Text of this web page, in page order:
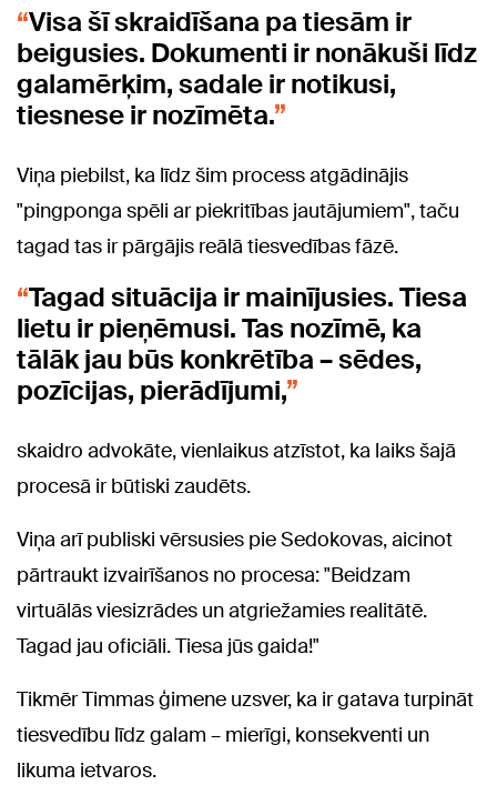
Visa šī skraidīšana pa tiesām ir
beigusies. Dokumenti ir nonākuši līdz
galamērķim, sadale ir notikusi,
tiesnese ir nozīmēta.
Viņa piebilst, ka līdz šim process atgādinājis
"pingponga spēli ar piekritības jautājumiem", taču
tagad tas ir pārgājis reālā tiesvedības fāzē.
Tagad situācija ir mainījusies. Tiesa
lietu ir pieņēmusi. Tas nozīmē, ka
tālāk jau būs konkrētība – sēdes,
pozīcijas, pierādījumi,
skaidro advokāte, vienlaikus atzīstot, ka laiks šajā
procesā ir būtiski zaudēts.
Viņa arī publiski vērsusies pie Sedokovas, aicinot
pārtraukt izvairīšanos no procesa: "Beidzam
virtuālās viesizrādes un atgriežamies realitātē.
Tagad jau oficiāli. Tiesa jūs gaida!"
Tikmēr Timmas ģimene uzsver, ka ir gatava turpināt
tiesvedību līdz galam – mierīgi, konsekventi un
likuma ietvaros.